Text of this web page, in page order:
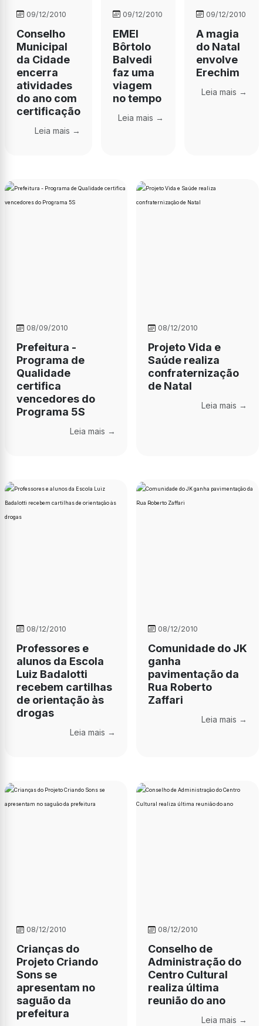
09/12/2010
Conselho
Municipal
da Cidade
encerra
atividades
do ano com
certificação
Leia mais →
09/12/2010
EMEI
Bôrtolo
Balvedi
faz uma
viagem
no tempo
Leia mais →
09/12/2010
A magia
do Natal
envolve
Erechim
Leia mais →
08/09/2010
Prefeitura -
Programa de
Qualidade
certifica
vencedores do
Programa 5S
Leia mais →
08/12/2010
Projeto Vida e
Saúde realiza
confraternização
de Natal
Leia mais →
08/12/2010
Professores e
alunos da Escola
Luiz Badalotti
recebem cartilhas
de orientação às
drogas
Leia mais →
08/12/2010
Comunidade do JK
ganha
pavimentação da
Rua Roberto
Zaffari
Leia mais →
08/12/2010
Crianças do
Projeto Criando
Sons se
apresentam no
saguão da
prefeitura
08/12/2010
Conselho de
Administração do
Centro Cultural
realiza última
reunião do ano
Leia mais →